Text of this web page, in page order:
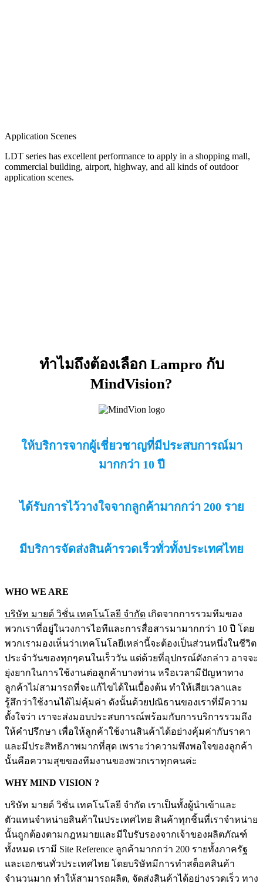
Application Scenes
LDT series has excellent performance to apply in a shopping mall,
commercial building, airport, highway, and all kinds of outdoor
application scenes.
ทำไมถึงต้องเลือก Lampro กับ
MindVision?
ให้บริการจากผู้เชี่ยวชาญที่มีประสบการณ์มา
มากกว่า 10 ปี
ได้รับการไว้วางใจจากลูกค้ามากกว่า 200 ราย
มีบริการจัดส่งสินค้ารวดเร็วทั่วทั้งประเทศไทย
WHO WE ARE
บริษัท มายด์ วิชั่น เทคโนโลยี จำกัด เกิดจากการรวมทีมของ
พวกเราที่อยู่ในวงการไอทีและการสื่อสารมามากกว่า 10 ปี โดย
พวกเรามองเห็นว่าเทคโนโลยีเหล่านี้จะต้องเป็นส่วนหนึ่งในชีวิต
ประจำวันของทุกๆคนในเร็ววัน แต่ด้วยที่อุปกรณ์ดังกล่าว อาจจะ
ยุ่งยากในการใช้งานต่อลูกค้าบางท่าน หรือเวลามีปัญหาทาง
ลูกค้าไม่สามารถที่จะแก้ไขได้ในเบื้องต้น ทำให้เสียเวลาและ
รู้สึกว่าใช้งานได้ไม่คุ้มค่า ดังนั้นด้วยปณิธานของเราที่มีความ
ตั้งใจว่า เราจะส่งมอบประสบการณ์พร้อมกับการบริการรวมถึง
ให้คำปรึกษา เพื่อให้ลูกค้าใช้งานสินค้าได้อย่างคุ้มค่ากับราคา
และมีประสิทธิภาพมากที่สุด เพราะว่าความพึงพอใจของลูกค้า
นั้นคือความสุขของทีมงานของพวกเราทุกคนค่ะ
WHY MIND VISION ?
บริษัท มายด์ วิชั่น เทคโนโลยี จำกัด เราเป็นทั้งผู้นำเข้าและ
ตัวแทนจำหน่ายสินค้าในประเทศไทย สินค้าทุกชิ้นที่เราจำหน่าย
นั้นถูกต้องตามกฎหมายและมีใบรับรองจากเจ้าของผลิตภัณฑ์
ทั้งหมด เรามี Site Reference ลูกค้ามากกว่า 200 รายทั้งภาครัฐ
และเอกชนทั่วประเทศไทย โดยบริษัทมีการทำสต็อคสินค้า
จำนวนมาก ทำให้สามารถผลิต, จัดส่งสินค้าได้อย่างรวดเร็ว ทาง